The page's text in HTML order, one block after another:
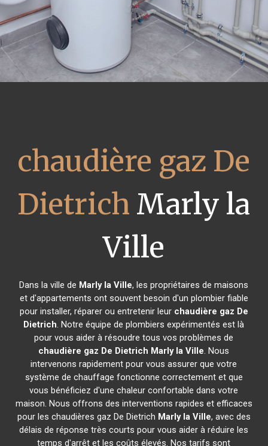
chaudière gaz De
Dietrich Marly la
Ville
Dans la ville de Marly la Ville, les propriétaires de maisons
et d'appartements ont souvent besoin d'un plombier fiable
pour installer, réparer ou entretenir leur chaudière gaz De
Dietrich. Notre équipe de plombiers expérimentés est là
pour vous aider à résoudre tous vos problèmes de
chaudière gaz De Dietrich Marly la Ville. Nous
intervenons rapidement pour vous assurer que votre
système de chauffage fonctionne correctement et que
vous bénéficiez d'une chaleur confortable dans votre
maison. Nous offrons des interventions rapides et efficaces
pour les chaudières gaz De Dietrich Marly la Ville, avec des
délais de réponse très courts pour vous aider à réduire les
temps d'arrêt et les coûts élevés. Nos tarifs sont